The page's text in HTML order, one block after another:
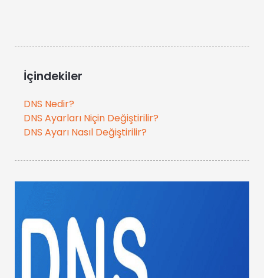
İçindekiler
DNS Nedir?
DNS Ayarları Niçin Değiştirilir?
DNS Ayarı Nasıl Değiştirilir?